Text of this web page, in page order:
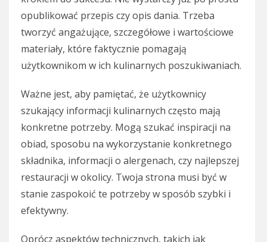
opublikować przepis czy opis dania. Trzeba
tworzyć angażujące, szczegółowe i wartościowe
materiały, które faktycznie pomagają
użytkownikom w ich kulinarnych poszukiwaniach.
Ważne jest, aby pamiętać, że użytkownicy
szukający informacji kulinarnych często mają
konkretne potrzeby. Mogą szukać inspiracji na
obiad, sposobu na wykorzystanie konkretnego
składnika, informacji o alergenach, czy najlepszej
restauracji w okolicy. Twoja strona musi być w
stanie zaspokoić te potrzeby w sposób szybki i
efektywny.
Oprócz aspektów technicznych, takich jak